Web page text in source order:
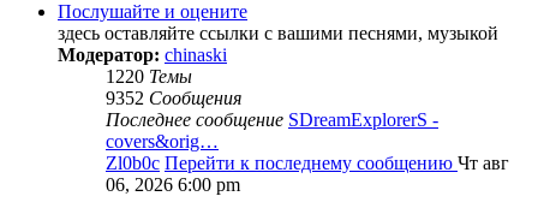
Послушайте и оцените
здесь оставляйте ссылки с вашими песнями, музыкой
Модератор: chinaski
1220 Темы
9352 Сообщения
Последнее сообщение SDreamExplorerS -
covers&orig…
Zl0b0c Перейти к последнему сообщению Чт авг
06, 2026 6:00 pm